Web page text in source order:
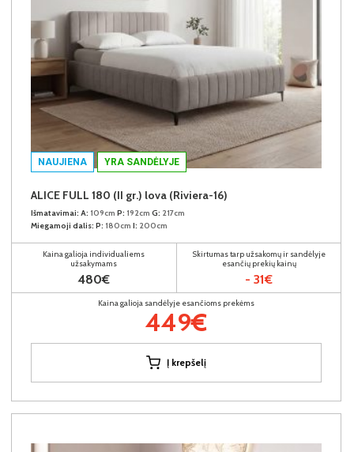
NAUJIENA YRA SANDĖLYJE
ALICE FULL 180 (II gr.) lova (Riviera-16)
Išmatavimai: A: 109cm P: 192cm G: 217cm
Miegamoji dalis: P: 180cm I: 200cm
Kaina galioja individualiems
užsakymams
480€
Skirtumas tarp užsakomų ir sandėlyje
esančių prekių kainų
- 31€
Kaina galioja sandėlyje esančioms prekėms
449€
Į krepšelį